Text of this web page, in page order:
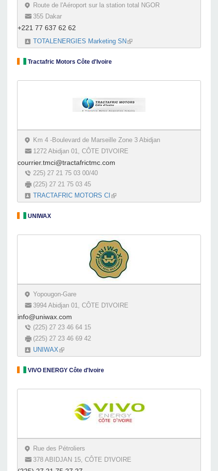
Route de l'Aéroport sur la station total NGOR
355 Dakar
+221 77 637 62 62
TOTALENERGIES Marketing SN (link is external)
Tractafric Motors Côte d'Ivoire
Km 4 -Boulevard de Marseille Zone 3 Abidjan
1272 Abidjan 01, CÔTE D'IVOIRE
courrier.tmci@tractafrictmc.com
225) 27 21 75 03 00/40
(225) 27 21 75 03 45
TRACTAFRIC MOTORS CI (link is external)
UNIWAX
Yopougon-Gare
3994 Abidjan 01, CÔTE D'IVOIRE
info@uniwax.com
(225) 27 23 46 64 15
(225) 27 23 46 69 42
UNIWAX (link is external)
VIVO ENERGY Côte d'Ivoire
Rue des Pétroliers
378 ABIDJAN 15, CÔTE D'IVOIRE